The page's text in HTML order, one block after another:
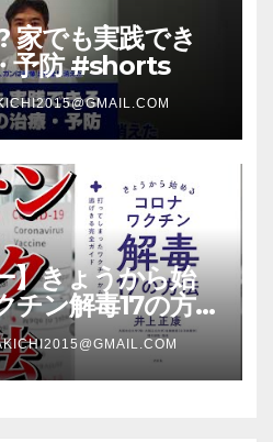
家でも実践でき
予防 #shorts
】きょうから始
チン解毒17の方法